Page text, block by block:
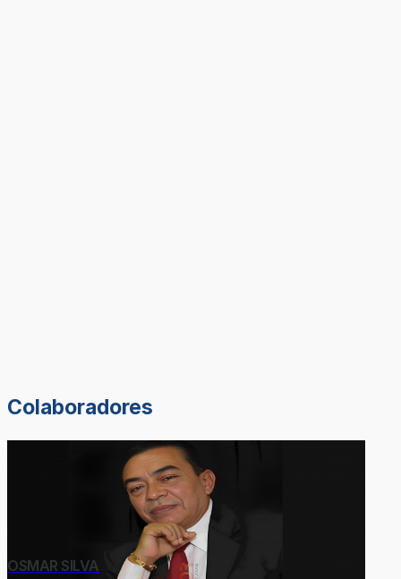
Colaboradores
OSMAR SILVA